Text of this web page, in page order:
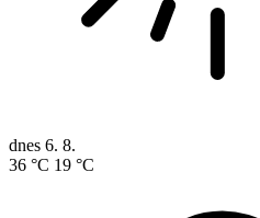
dnes 6. 8.
36 °C 19 °C